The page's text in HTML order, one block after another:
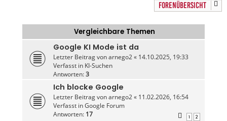
FORENÜBERSICHT
Vergleichbare Themen
Google KI Mode ist da
Letzter Beitrag vonarnego2« 14.10.2025, 19:33
Verfasst in KI-Suchen
Antworten:3
Ich blocke Google
Letzter Beitrag vonarnego2« 11.02.2026, 16:54
Verfasst inGoogle Forum
Antworten: 17 1 2